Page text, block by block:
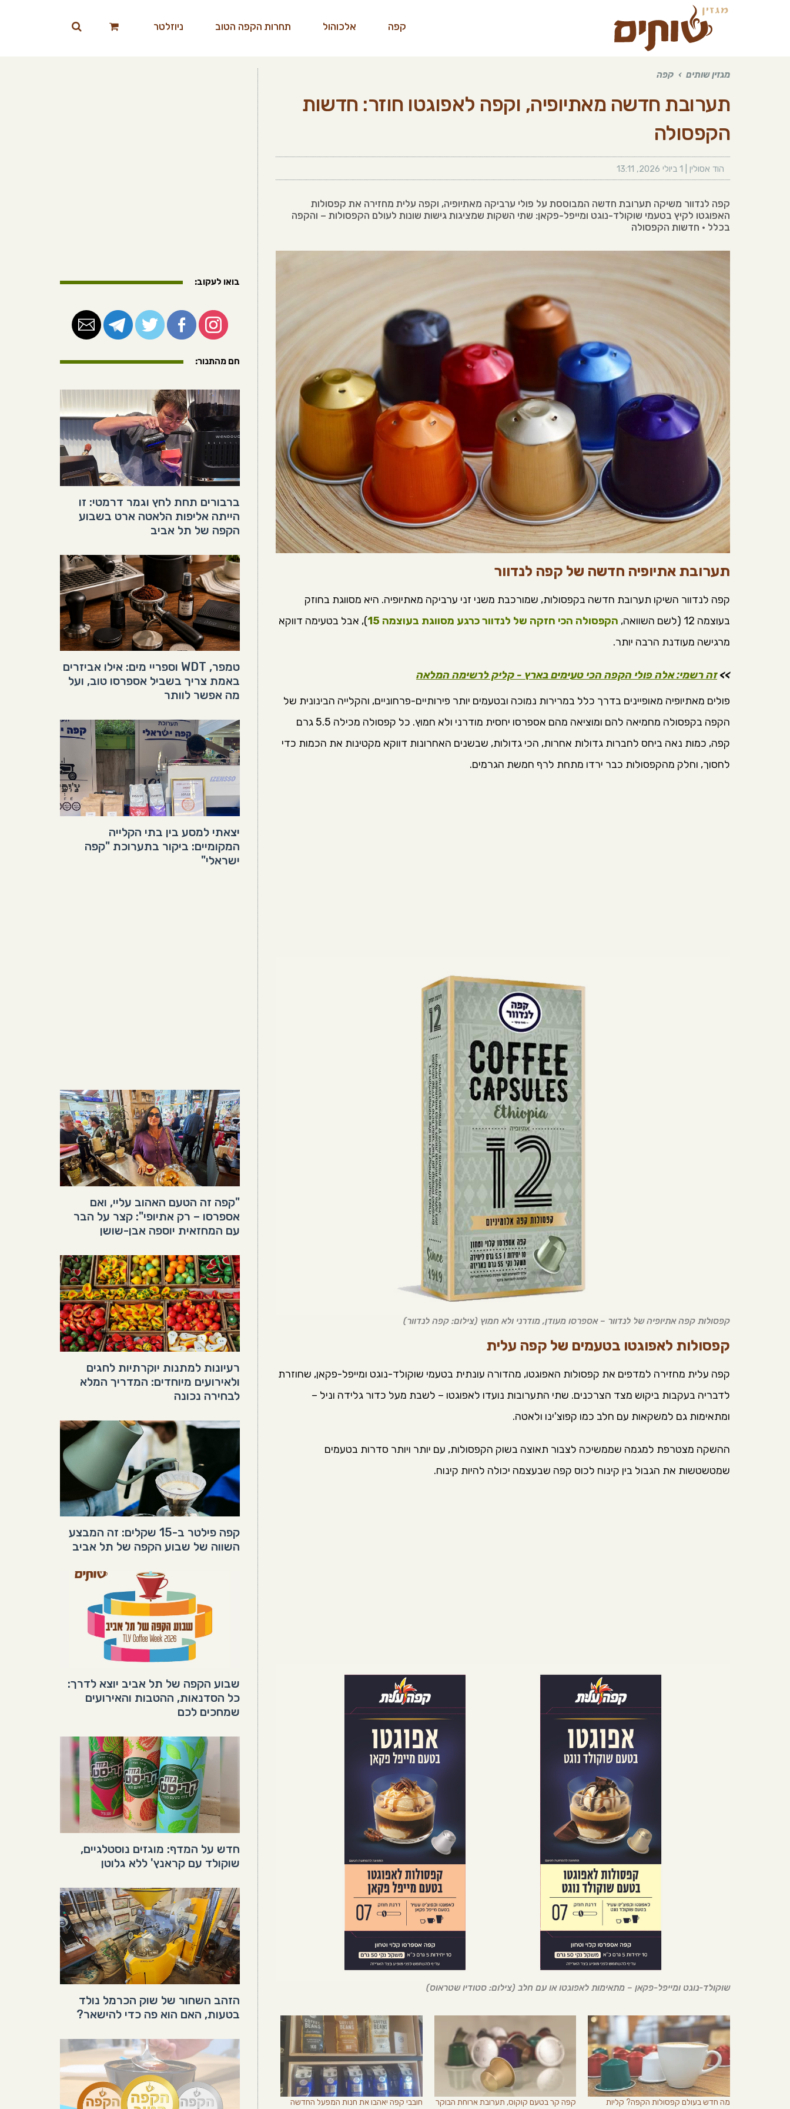
קפה אלכוהול תחרות הקפה הטוב ניוזלטר
מגזין שותים › קפה
תערובת חדשה מאתיופיה, וקפה לאפוגטו חוזר: חדשות
הקפסולה
הוד אסולין 1 ביולי 2026 ,
13:11
קפה לנדוור משיקה תערובת חדשה המבוססת על פולי ערביקה מאתיופיה, וקפה עלית מחזירה את קפסולות
האפוגטו לקיץ בטעמי שוקולד-נוגט ומייפל-פקאן: שתי השקות שמציגות גישות שונות לעולם הקפסולות – והקפה
בכלל • חדשות הקפסולה
תערובת אתיופיה חדשה של קפה לנדוור
קפה לנדוור השיקו תערובת חדשה בקפסולות, שמורכבת משני זני ערביקה מאתיופיה. היא מסווגת בחוזק
בעוצמה 12 (לשם השוואה,
הקפסולה הכי חזקה של לנדוור כרגע מסווגת בעוצמה 15
), אבל בטעימה דווקא
מרגישה מעודנת הרבה יותר.
>>זה רשמי: אלה פולי הקפה הכי טעימים בארץ - קליק לרשימה המלאה
פולים מאתיופיה מאופיינים בדרך כלל במרירות נמוכה ובטעמים יותר פירותיים-פרחוניים, והקלייה הבינונית של
הקפה בקפסולה מחמיאה להם ומוציאה מהם אספרסו יחסית מודרני ולא חמוץ. כל קפסולה מכילה 5.5 גרם
קפה, כמות נאה ביחס לחברות גדולות אחרות, הכי גדולות, שבשנים האחרונות דווקא מקטינות את הכמות כדי
לחסוך, וחלק מהקפסולות כבר ירדו מתחת לרף חמשת הגרמים.
קפסולות קפה אתיופיה של לנדוור – אספרסו מעודן, מודרני ולא חמוץ (צילום: קפה לנדוור)
קפסולות לאפוגטו בטעמים של קפה עלית
קפה עלית מחזירה למדפים את קפסולות האפוגטו, מהדורה עונתית בטעמי שוקולד-נוגט ומייפל-פקאן, שחוזרת
לדבריה בעקבות ביקוש מצד הצרכנים. שתי התערובות נועדו לאפוגטו – לשבת מעל כדור גלידה וניל –
ומתאימות גם למשקאות עם חלב כמו קפוצ'ינו ולאטה.
ההשקה מצטרפת למגמה שממשיכה לצבור תאוצה בשוק הקפסולות, עם יותר ויותר סדרות בטעמים
שמטשטשות את הגבול בין קינוח לכוס קפה שבעצמה יכולה להיות קינוח.
שוקולד-נוגט ומייפל-פקאן – מתאימות לאפוגטו או עם חלב (צילום: סטודיו שטראוס)
מה חדש בעולם קפסולות הקפה? קליות
קפה קר בטעם קוקוס, תערובת ארוחת הבוקר
חובבי קפה יאהבו את חנות המפעל החדשה
בואו לעקוב:
חם מהתנור:
ברבורים תחת לחץ וגמר דרמטי: זו
הייתה אליפות הלאטה ארט בשבוע
הקפה של תל אביב
טמפר, WDT וספריי מים: אילו אביזרים
באמת צריך בשביל אספרסו טוב, ועל
מה אפשר לוותר
יצאתי למסע בין בתי הקלייה
המקומיים: ביקור בתערוכת "קפה
ישראלי"
"קפה זה הטעם האהוב עליי, ואם
אספרסו – רק אתיופי": קצר על הבר
עם המחזאית יוספה אבן-שושן
רעיונות למתנות יוקרתיות לחגים
ולאירועים מיוחדים: המדריך המלא
לבחירה נכונה
קפה פילטר ב-15 שקלים: זה המבצע
השווה של שבוע הקפה של תל אביב
שבוע הקפה של תל אביב יוצא לדרך:
כל הסדנאות, ההטבות והאירועים
שמחכים לכם
חדש על המדף: מוגזים נוסטלגיים,
שוקולד עם קראנץ' ללא גלוטן
הזהב השחור של שוק הכרמל נולד
בטעות, האם הוא פה כדי להישאר?